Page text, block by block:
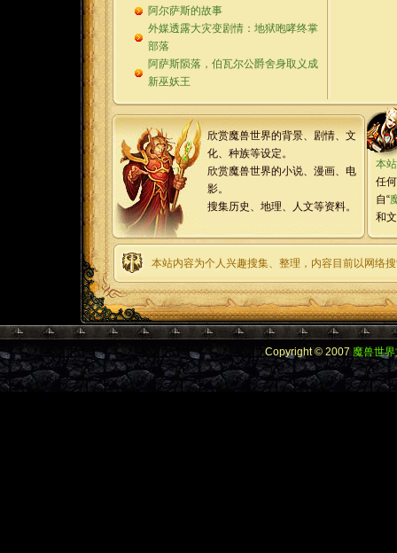
阿尔萨斯的故事
外媒透露大灾变剧情：地狱咆哮终掌
部落
阿萨斯陨落，伯瓦尔公爵舍身取义成
新巫妖王
欣赏魔兽世界的背景、剧情、文
化、种族等设定。
欣赏魔兽世界的小说、漫画、电
影。
搜集历史、地理、人文等资料。
本站
任
自“
和
本站内容为个人兴趣搜集、整理，内容目前以网络
Copyright © 2007魔兽世